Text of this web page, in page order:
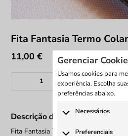
Fita Fantasia Termo
11,00€
Quantidade
de
Termo
Colante
Descrição do produto
Fita Fantasia Termo Colante
Gerenciar
Usamos cookies para
experiência. Escolha
preferências abaixo.
Necessários
Os cookies necessários
Preferenciais